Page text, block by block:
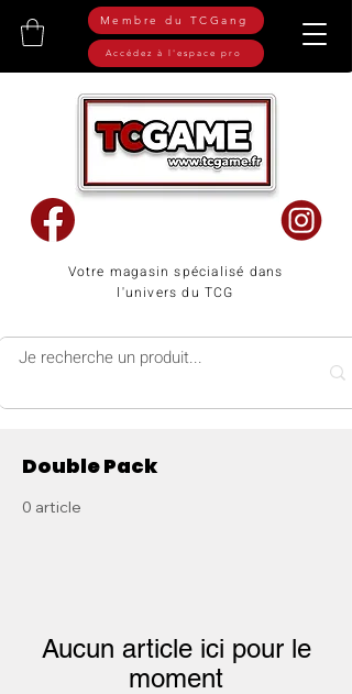
Votre magasin spécialisé dans
l'univers du TCG
Membre du TCGang
Accédez à l'espace pro
Double Pack
0 article
Aucun article ici pour le
moment